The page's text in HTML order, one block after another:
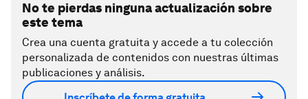
No te pierdas ninguna actualización sobre
este tema
Crea una cuenta gratuita y accede a tu colección
personalizada de contenidos con nuestras últimas
publicaciones y análisis.